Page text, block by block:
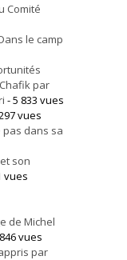
Comité
le camp
par
- 5 833 vues
vues
pas dans sa
son
vues
de Michel
vues
par